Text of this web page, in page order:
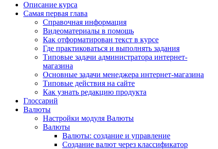
Описание курса
Самая первая глава
Справочная информация
Видеоматериалы в помощь
Как отформатирован текст в курсе
Где практиковаться и выполнять задания
Типовые задачи администратора интернет-
магазина
Основные задачи менеджера интернет-магазина
Типовые действия на сайте
Как узнать редакцию продукта
Глоссарий
Валюты
Настройки модуля Валюты
Валюты
Валюты: создание и управление
Создание валют через классификатор